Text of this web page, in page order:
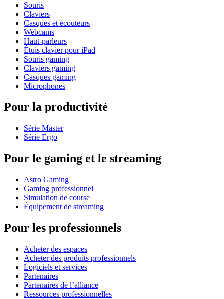
Souris
Claviers
Casques et écouteurs
Webcams
Haut-parleurs
Étuis clavier pour iPad
Souris gaming
Claviers gaming
Casques gaming
Microphones
Pour la productivité
Série Master
Série Ergo
Pour le gaming et le streaming
Astro Gaming
Gaming professionnel
Simulation de course
Équipement de streaming
Pour les professionnels
Acheter des espaces
Acheter des produits professionnels
Logiciels et services
Partenaires
Partenaires de l’alliance
Ressources professionnelles